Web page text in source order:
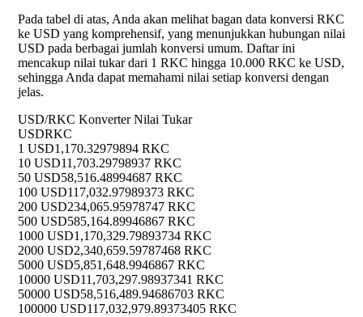
Pada tabel di atas, Anda akan melihat bagan data konversi RKC
ke USD yang komprehensif, yang menunjukkan hubungan nilai
USD pada berbagai jumlah konversi umum. Daftar ini
mencakup nilai tukar dari 1 RKC hingga 10.000 RKC ke USD,
sehingga Anda dapat memahami nilai setiap konversi dengan
jelas.
USD/RKC Konverter Nilai Tukar
USDRKC
1 USD1,170.32979894 RKC
10 USD11,703.29798937 RKC
50 USD58,516.48994687 RKC
100 USD117,032.97989373 RKC
200 USD234,065.95978747 RKC
500 USD585,164.89946867 RKC
1000 USD1,170,329.79893734 RKC
2000 USD2,340,659.59787468 RKC
5000 USD5,851,648.9946867 RKC
10000 USD11,703,297.98937341 RKC
50000 USD58,516,489.94686703 RKC
100000 USD117,032,979.89373405 RKC